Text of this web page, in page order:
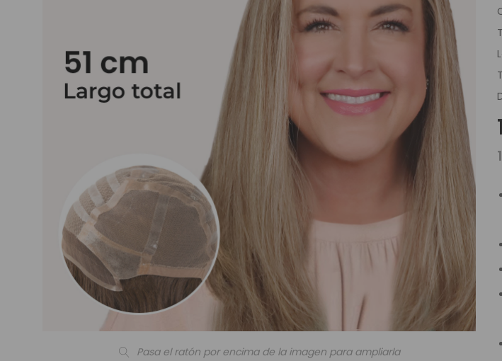
Comenzar Aqui
Contacto
Envíos Y
Pasa el ratón por encima de la imagen para ampliarla